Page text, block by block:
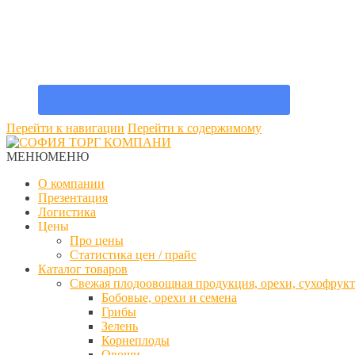
Перейти к навигации Перейти к содержимому
МЕНЮМЕНЮ
О компании
Презентация
Логистика
Цены
Про цены
Статистика цен / прайс
Каталог товаров
Свежая плодоовощная продукция, орехи,
Бобовые, орехи и семена
Грибы
Зелень
Корнеплоды